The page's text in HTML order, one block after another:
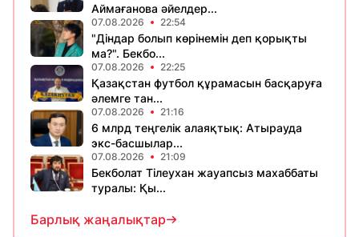
Аймағанова әйелдер...
07.08.2026 22:54
"Діндар болып көрінемін деп қорықты
ма?". Бекбо...
07.08.2026 22:25
Қазақстан футбол құрамасын басқаруға
әлемге тан...
07.08.2026 21:16
6 млрд теңгелік алаяқтық: Атырауда
экс-басшылар...
07.08.2026 21:09
Бекболат Тілеухан жауапсыз махаббаты
туралы: Қы...
Барлық жаңалықтар